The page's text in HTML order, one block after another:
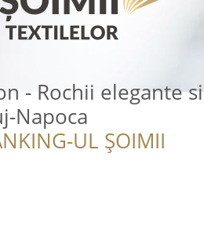
- Rochii elegante si
Napoca
UL ȘOIMII